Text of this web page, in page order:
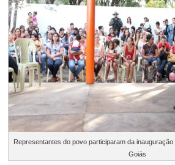
Representantes do povo participaram da
Goiás